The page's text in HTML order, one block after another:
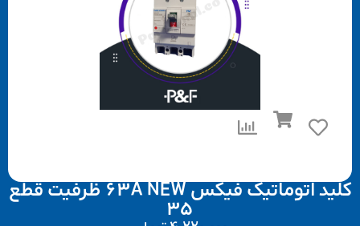
کلید اتوماتیک فیکس 63A NEW ظرفیت قطع